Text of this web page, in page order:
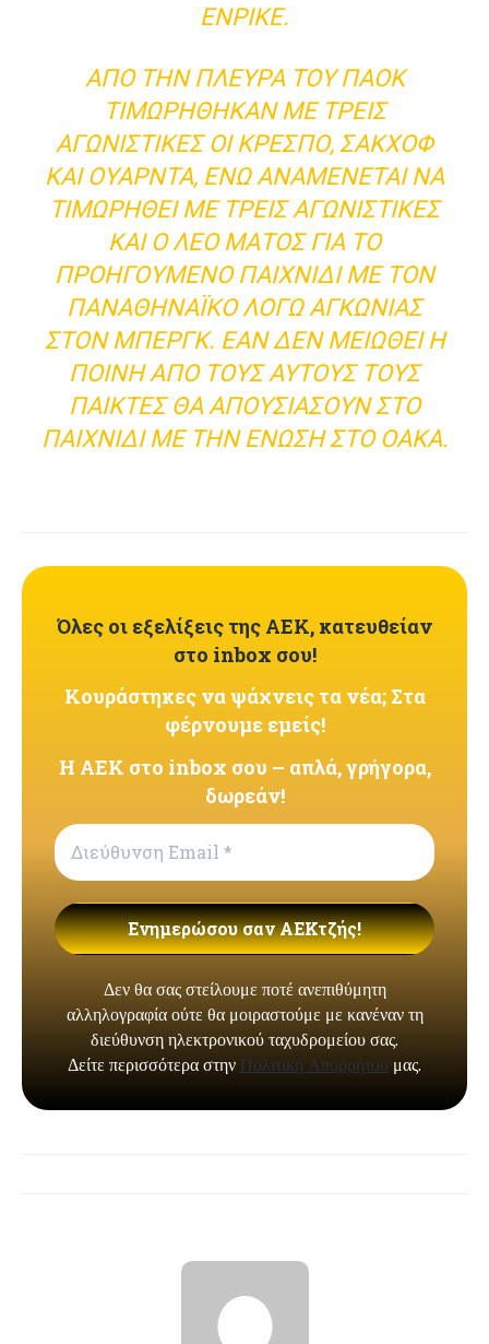
ΕΝΡΊΚΕ.
ΑΠΌ ΤΗΝ ΠΛΕΥΡΆ ΤΟΥ ΠΑΟΚ
ΤΙΜΩΡΉΘΗΚΑΝ ΜΕ ΤΡΕΙΣ
ΑΓΩΝΙΣΤΙΚΈΣ ΟΙ ΚΡΈΣΠΟ, ΣΆΚΧΟΦ
ΚΑΙ ΟΥΆΡΝΤΑ, ΕΝΏ ΑΝΑΜΈΝΕΤΑΙ ΝΑ
ΤΙΜΩΡΗΘΕΊ ΜΕ ΤΡΕΙΣ ΑΓΩΝΙΣΤΙΚΈΣ
ΚΑΙ Ο ΛΈΟ ΜΆΤΟΣ ΓΙΑ ΤΟ
ΠΡΟΗΓΟΎΜΕΝΟ ΠΑΙΧΝΊΔΙ ΜΕ ΤΟΝ
ΠΑΝΑΘΗΝΑΪΚΌ ΛΌΓΩ ΑΓΚΩΝΙΆΣ
ΣΤΟΝ ΜΠΕΡΓΚ. ΕΆΝ ΔΕΝ ΜΕΙΩΘΕΊ Η
ΠΟΙΝΉ ΑΠΌ ΤΟΥΣ ΑΥΤΟΎΣ ΤΟΥΣ
ΠΑΊΚΤΕΣ ΘΑ ΑΠΟΥΣΙΆΣΟΥΝ ΣΤΟ
ΠΑΙΧΝΊΔΙ ΜΕ ΤΗΝ ΈΝΩΣΗ ΣΤΟ ΟΑΚΑ.